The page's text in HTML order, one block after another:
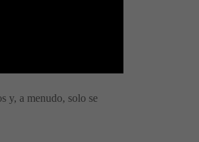
y, a menudo, solo se